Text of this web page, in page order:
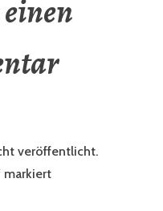
veröffentlicht.
markiert